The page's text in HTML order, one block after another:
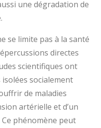
une dégradation de
se limite pas à la santé
directes
scientifiques ont
socialement
de maladies
artérielle et d’un
phénomène peut